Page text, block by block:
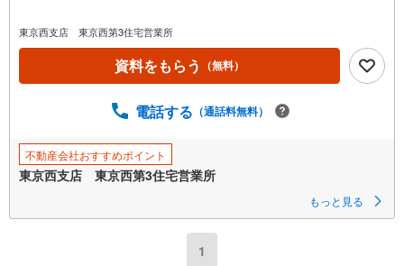
東京西支店 東京西第3住宅営業所
資料をもらう （無料）
電話する （通話料無料）
不動産会社おすすめポイント
東京西支店 東京西第3住宅営業所
もっと見る
1